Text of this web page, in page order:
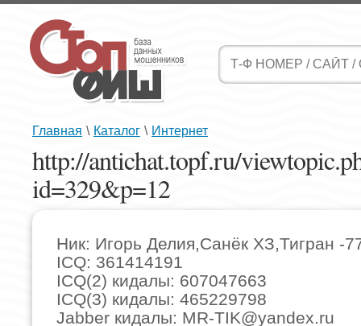
Главная \ Каталог \ Интернет
http://antichat.topf.ru/
id=329&p=12
Ник: Игорь Делия,Санёк ХЗ,Тигран -
ICQ: 361414191
ICQ(2) кидалы: 607047663
ICQ(3) кидалы: 465229798
Jabber кидалы: MR-TIK@yandex.ru